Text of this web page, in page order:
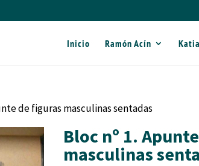
Inicio Ramón Acín
de figuras masculinas sentadas
Bloc nº 1.
masculinas